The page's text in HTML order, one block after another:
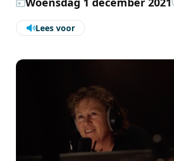
Lees voor